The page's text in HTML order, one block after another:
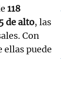
118
de alto, las
Con
ellas puede